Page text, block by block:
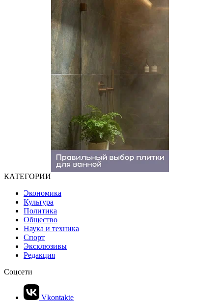
КАТЕГОРИИ
Экономика
Культура
Политика
Общество
Наука и техника
Спорт
Эксклюзивы
Редакция
Соцсети
Vkontakte